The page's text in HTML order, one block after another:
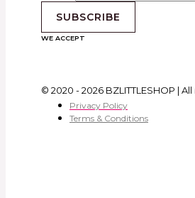
SUBSCRIBE
WE ACCEPT
© 2020 - 2026 BZLITTLESHOP |
Privacy Policy
Terms & Conditions